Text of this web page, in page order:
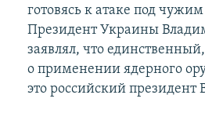
готовясь к атаке под
Президент Украины
заявлял, что
о применении ядерного
это российский